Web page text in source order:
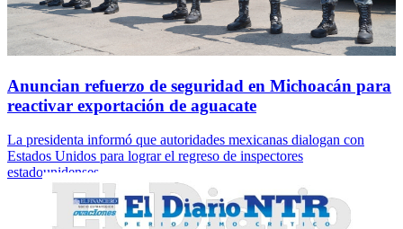
Anuncian refuerzo de seguridad en Michoacán para
reactivar exportación de aguacate
La presidenta informó que autoridades mexicanas dialogan con
Estados Unidos para lograr el regreso de inspectores
estadounidenses